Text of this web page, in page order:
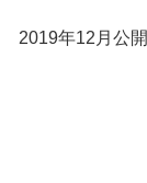
2019年12月公開